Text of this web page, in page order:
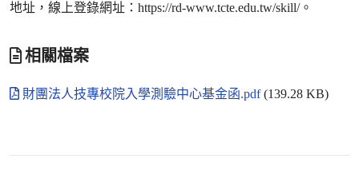
地址，線上登錄網址：https://rd-www.tcte.edu.tw/skill/。
相關檔案
財團法人技專校院入學測驗中心基金函.pdf(139.28 KB)